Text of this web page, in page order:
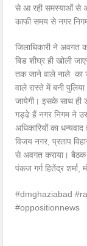
से आ रही समस्याओं से
काफी समय से नगर
जिलाधिकारी ने अवगत
बिड शीघ्र ही खोली
तक जाने वाले नाले का
वाले रास्ते में बनी
जायेगी। इसके साथ ही
गड्ढे हैं नगर निगम ने
अधिकारियों का
विजय नगर, प्रताप
से अवगत कराया। बैठक में
पंकज गर्ग हितेंद्र शर्मा,
#dmghaziabad
#oppositionnews